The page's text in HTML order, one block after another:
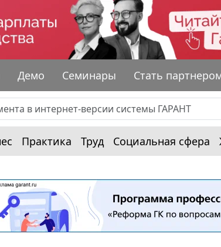
Демо Семинары Стать
Практика Труд Социальная сфера